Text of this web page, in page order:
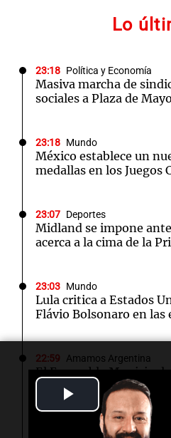
Play
Video
Lo
23:18 Política y Economía
Masiva marcha de
sociales a Plaza de
23:18 Mundo
México establece un
medallas en los Juegos
23:07 Deportes
Midland se impone
acerca a la cima de la
23:03 Mundo
Lula critica a Estados
Flávio Bolsonaro en las
22:59 Amamos Argentina
El Ensamble Municipal
de Córdoba deleitó a los
puro tango